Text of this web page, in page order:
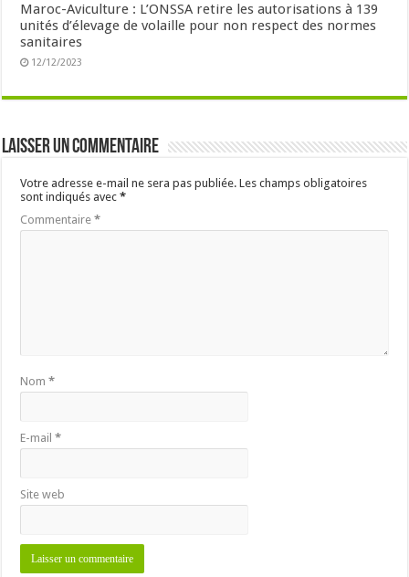
Maroc-Aviculture : L’ONSSA retire les autorisations à 139
unités d’élevage de volaille pour non respect des normes
sanitaires
12/12/2023
Laisser un commentaire
Votre adresse e-mail ne sera pas publiée. Les champs obligatoires
sont indiqués avec*
Commentaire*
Nom*
E-mail*
Site web